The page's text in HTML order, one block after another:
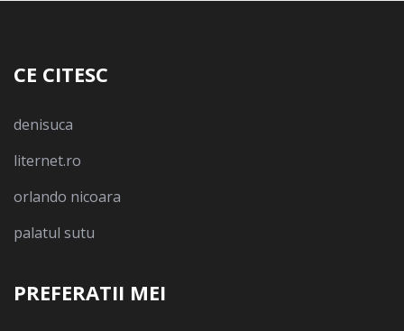
CE CITESC
denisuca
liternet.ro
orlando nicoara
palatul sutu
PREFERATII MEI